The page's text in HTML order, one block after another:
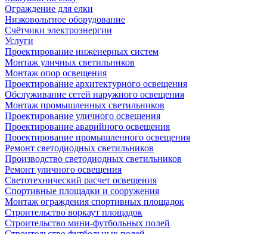
Ограждение для елки
Низковольтное оборудование
Счётчики электроэнергии
Услуги
Проектирование инженерных систем
Монтаж уличных светильников
Монтаж опор освещения
Проектирование архитектурного освещения
Обслуживание сетей наружного освещения
Монтаж промышленных светильников
Проектирование уличного освещения
Проектирование аварийного освещения
Проектирование промышленного освещения
Ремонт светодиодных светильников
Производство светодиодных светильников
Ремонт уличного освещения
Светотехнический расчет освещения
Спортивные площадки и сооружения
Монтаж ограждения спортивных площадок
Строительство воркаут площадок
Строительство мини-футбольных полей